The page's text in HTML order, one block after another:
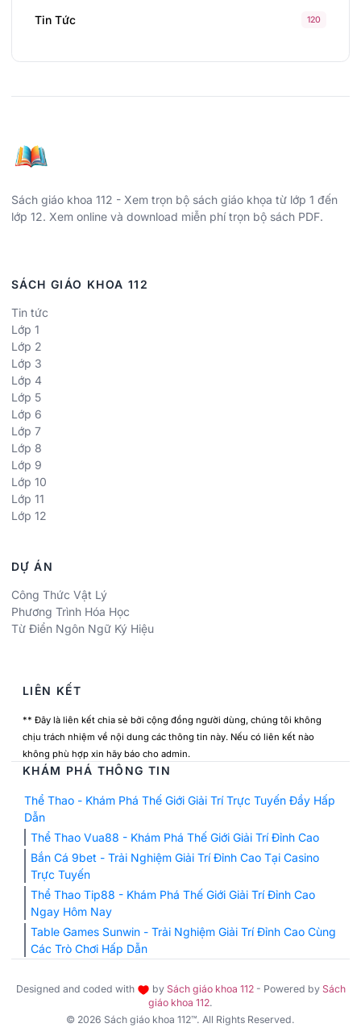
Tin Tức 120
Sách giáo khoa 112 - Xem trọn bộ sách giáo khọa từ lớp 1 đến
lớp 12. Xem online và download miễn phí trọn bộ sách PDF.
SÁCH GIÁO KHOA 112
Tin tức
Lớp 1
Lớp 2
Lớp 3
Lớp 4
Lớp 5
Lớp 6
Lớp 7
Lớp 8
Lớp 9
Lớp 10
Lớp 11
Lớp 12
DỰ ÁN
Công Thức Vật Lý
Phương Trình Hóa Học
Từ Điển Ngôn Ngữ Ký Hiệu
LIÊN KẾT
** Đây là liên kết chia sẻ bởi cộng đồng người dùng, chúng tôi không
chịu trách nhiệm về nội dung các thông tin này. Nếu có liên kết nào
không phù hợp xin hãy báo cho admin.
KHÁM PHÁ THÔNG TIN
Thể Thao - Khám Phá Thế Giới Giải Trí Trực Tuyến Đầy Hấp
Dẫn
Thể Thao Vua88 - Khám Phá Thế Giới Giải Trí Đỉnh Cao
Bắn Cá 9bet - Trải Nghiệm Giải Trí Đỉnh Cao Tại Casino
Trực Tuyến
Thể Thao Tip88 - Khám Phá Thế Giới Giải Trí Đỉnh Cao
Ngay Hôm Nay
Table Games Sunwin - Trải Nghiệm Giải Trí Đỉnh Cao Cùng
Các Trò Chơi Hấp Dẫn
Designed and coded with by Sách giáo khoa 112- Powered by Sách
giáo khoa 112.
© 2026 Sách giáo khoa 112™. All Rights Reserved.